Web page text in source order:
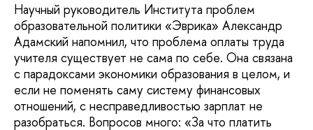
Научный руководитель Института проблем
образовательной политики «Эврика» Александр
Адамский напомнил, что проблема оплаты труда
учителя существует не сама по себе. Она связана
с парадоксами экономики образования в целом, и
если не поменять саму систему финансовых
отношений, с несправедливостью зарплат не
разобраться. Вопросов много: «За что платить